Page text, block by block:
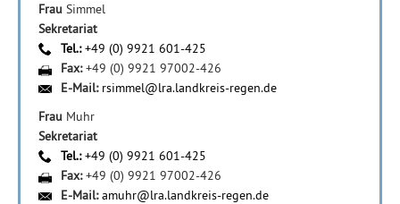
Frau Simmel
Sekretariat
Tel.:+49 (0) 9921 601-425
Fax:+49 (0) 9921 97002-426
E-Mail: rsimmel@lra.landkreis-regen.de
Frau Muhr
Sekretariat
Tel.:+49 (0) 9921 601-425
Fax:+49 (0) 9921 97002-426
E-Mail:amuhr@lra.landkreis-regen.de